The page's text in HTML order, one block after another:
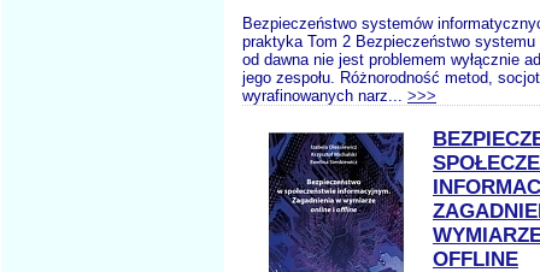
Bezpieczeństwo systemów
praktyka Tom 2 Bezpieczeństwo
od dawna nie jest problemem wyłącznie
jego zespołu. Różnorodność metod,
wyrafinowanych narz... >>>
OFFLINE